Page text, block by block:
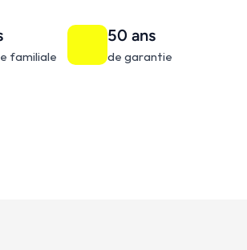
familiale
50 ans
de garantie